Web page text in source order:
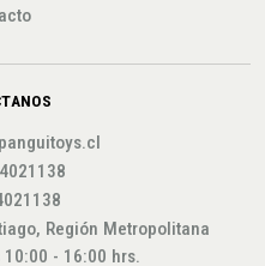
Región Metropolitana
- 16:00 hrs.